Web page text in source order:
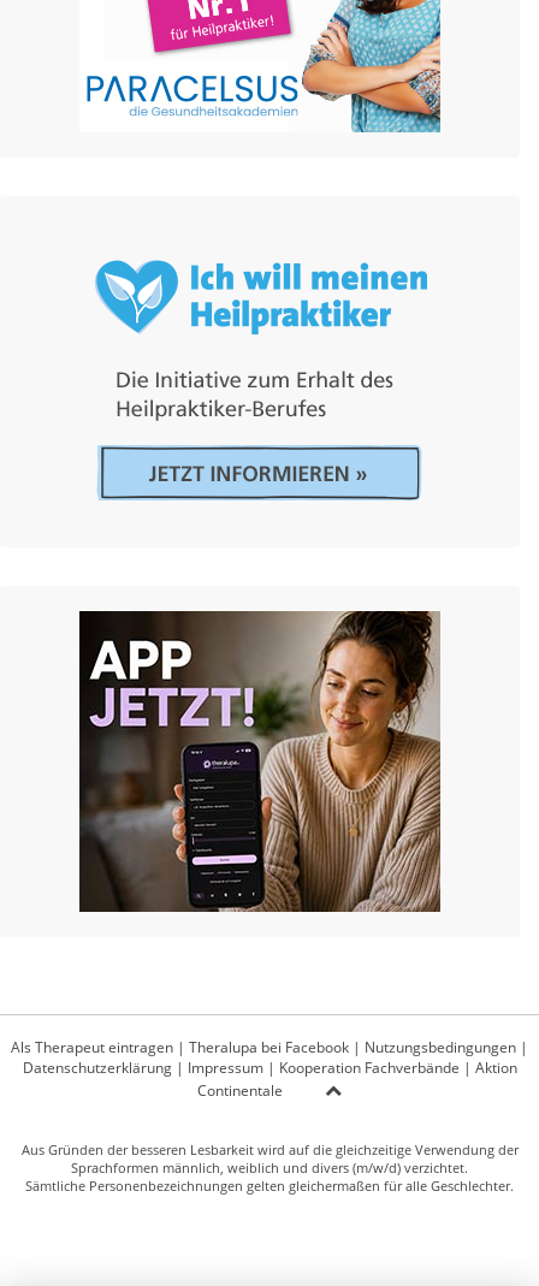
Als Therapeut eintragen | Theralupa bei Facebook | Nutzungsbedingungen |
Datenschutzerklärung| Impressum| Kooperation Fachverbände | Aktion
Continentale
Aus Gründen der besseren Lesbarkeit wird auf die gleichzeitige Verwendung der
Sprachformen männlich, weiblich und divers (m/w/d) verzichtet.
Sämtliche Personenbezeichnungen gelten gleichermaßen für alle Geschlechter.